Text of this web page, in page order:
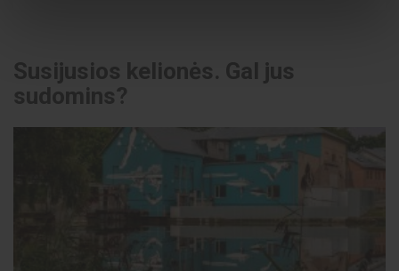
Susijusios kelionės. Gal jus
sudomins?